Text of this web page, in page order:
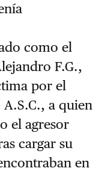
como el
F.G.,
por el
a quien
el agresor
cargar su
en